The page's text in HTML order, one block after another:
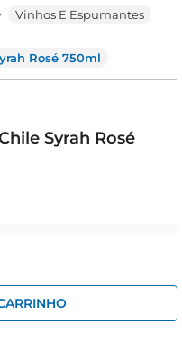
Vinhos E Espumantes
Rosé 750ml
Syrah Rosé